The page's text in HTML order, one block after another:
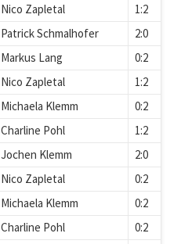
Nico Zapletal
1:2
Patrick Schmalhofer
2:0
Markus Lang
0:2
Nico Zapletal
1:2
Michaela Klemm
0:2
Charline Pohl
1:2
Jochen Klemm
2:0
Nico Zapletal
0:2
Michaela Klemm
0:2
Charline Pohl
0:2